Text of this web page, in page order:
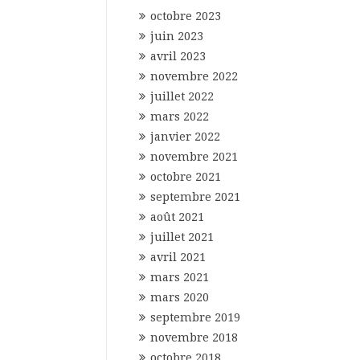
octobre 2023
juin 2023
avril 2023
novembre 2022
juillet 2022
mars 2022
janvier 2022
novembre 2021
octobre 2021
septembre 2021
août 2021
juillet 2021
avril 2021
mars 2021
mars 2020
septembre 2019
novembre 2018